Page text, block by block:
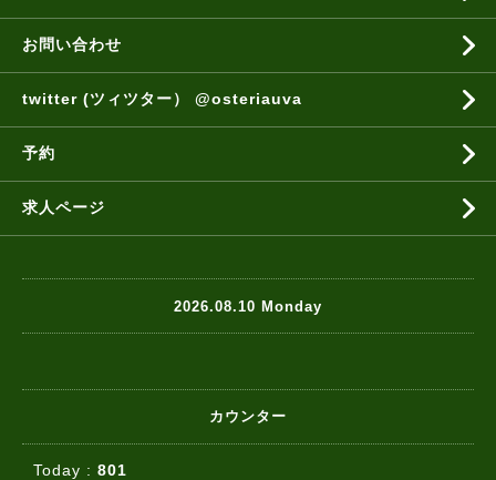
お問い合わせ
twitter (ツィツター） @osteriauva
予約
求人ページ
2026.08.10 Monday
カウンター
Today : 801